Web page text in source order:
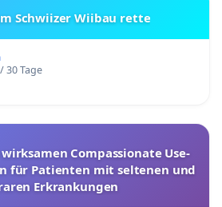
Schwiizer Wiibau rette
30 Tage
Compassionate Use-
für Patienten mit seltenen und
Erkrankungen